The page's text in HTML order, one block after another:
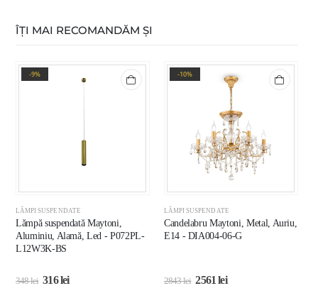
ÎȚI MAI RECOMANDĂM ȘI
-9%
LĂMPI SUSPENDATE
Lămpă suspendată Maytoni,
Aluminiu, Alamă, Led - P072PL-
L12W3K-BS
348lei 316lei
-10%
LĂMPI SUSPENDATE
Candelabru Maytoni, Metal, Auriu,
E14 - DIA004-06-G
2843lei 2561lei